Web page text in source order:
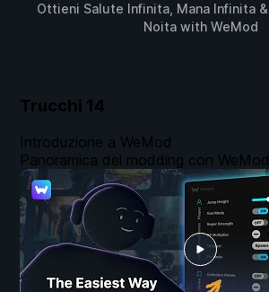
Ottieni Salute Infinita, Mana Infinita &
Noita with WeMod
Trucchi 14
Introduzione a WeMod
Panoramica del modding con WeMod